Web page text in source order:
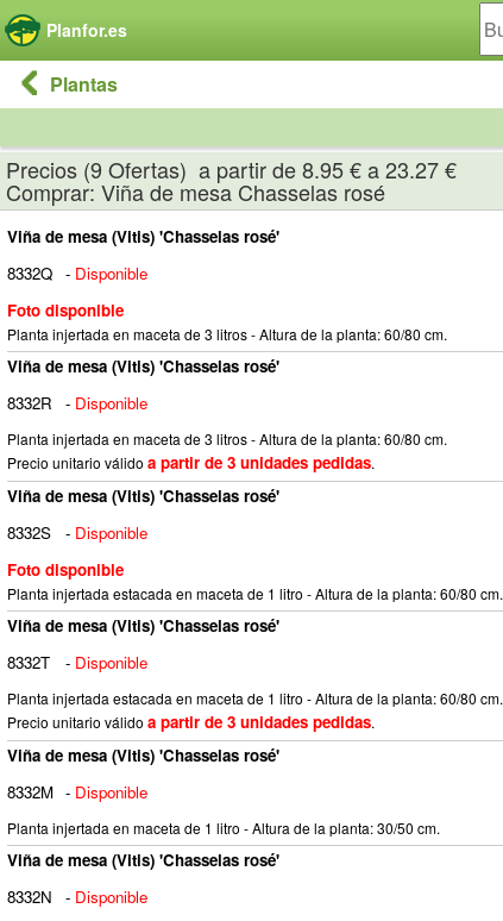
Planfor.es
Plantas
Precios (9 Ofertas) a partir de 8.95 € a 23.27 €
Comprar: Viña de mesa Chasselas rosé
Viña de mesa (Vitis) 'Chasselas rosé'
8332Q - Disponible
Foto disponible
Planta injertada en maceta de 3 litros - Altura de la planta: 60/80 cm.
Viña de mesa (Vitis) 'Chasselas rosé'
8332R
- Disponible
Planta injertada en maceta de 3 litros - Altura de la planta: 60/80 cm.
Precio unitario válido a partir de 3 unidades pedidas.
Viña de mesa (Vitis) 'Chasselas rosé'
8332S
- Disponible
Foto disponible
Planta injertada estacada en maceta de 1 litro - Altura de la planta: 60/80 cm.
Viña de mesa (Vitis) 'Chasselas rosé'
8332T
- Disponible
Planta injertada estacada en maceta de 1 litro - Altura de la planta: 60/80 cm.
Precio unitario válido a partir de 3 unidades pedidas.
Viña de mesa (Vitis) 'Chasselas rosé'
8332M - Disponible
Planta injertada en maceta de 1 litro - Altura de la planta: 30/50 cm.
Viña de mesa (Vitis) 'Chasselas rosé'
8332N
- Disponible
Panel de gestión de cookies